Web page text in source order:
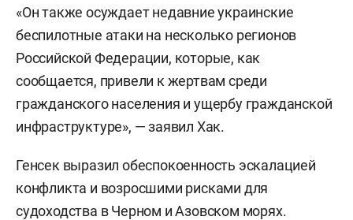
«Он также осуждает недавние украинские
беспилотные атаки на несколько регионов
Российской Федерации, которые, как
сообщается, привели к жертвам среди
гражданского населения и ущербу гражданской
инфраструктуре», — заявил Хак.
Генсек выразил обеспокоенность эскалацией
конфликта и возросшими рисками для
судоходства в Черном и Азовском морях.